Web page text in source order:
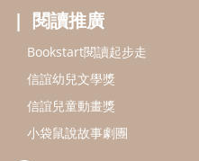
閱讀推廣
Bookstart閱讀起步走
信誼幼兒文學獎
信誼兒童動畫獎
小袋鼠說故事劇團